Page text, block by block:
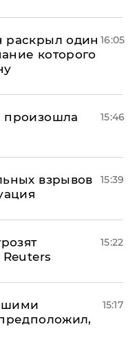
раскрыл один
которого
16:05
произошла
15:46
взрывов
15:39
Reuters
15:22
15:17